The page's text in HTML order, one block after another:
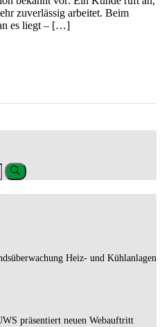
zuverlässig arbeitet. Beim
es liegt – […]
Heiz- und Kühlanlagen
präsentiert neuen Webauftritt